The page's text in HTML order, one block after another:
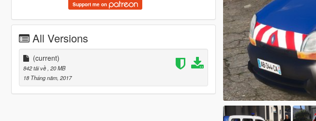
Support me on
All Versions
(current)
842 tải về , 20 MB
18 Tháng năm, 2017